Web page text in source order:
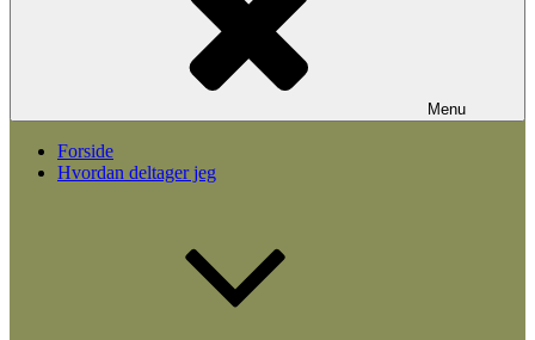
Menu
Forside
Hvordan deltager jeg